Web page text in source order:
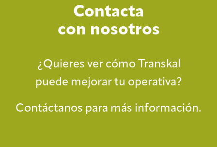
Contacta
con nosotros
¿Quieres ver cómo Transkal
puede mejorar tu operativa?
Contáctanos para más información.